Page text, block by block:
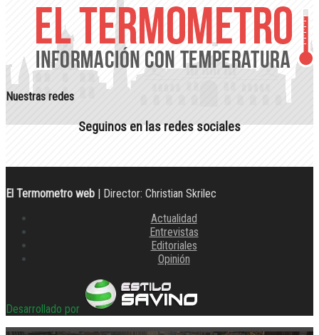
Nuestras redes
Seguinos en las redes sociales
El Termometro web | Director: Christian Skrilec
Actualidad
Entrevistas
Editoriales
Opinión
Desarrollado por